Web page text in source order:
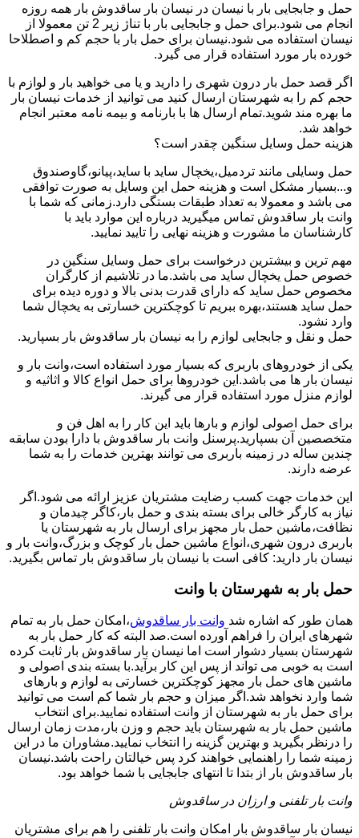
حمل و جابجایی بار با نیسان در نیسان بار ساقدوش بار همه روزه
انجام می شود.برای حمل و جابجایی بار با تناژ زیر 2 تن معمولا از
نیسان استفاده می شود.نیسان برای حمل بار با حجم کم و اصطلاحا
خورده بار مورد استفاده قرار می گیرد.
اگر قصد حمل بار درون شهری را دارید و یا می خواهید بار و لوازم با
حجم کم را به شهرستان ارسال کنید می توانید از خدمات نیسان بار
ما بهره مند شوید.تمام ارسال ها با بارنامه و بیمه نامه معتبر انجام
خواهد شد.
هزینه حمل وسایل سنگین چقدر است؟
حمل وسایلی مانند تردمیل،یخچال ساید با ساید،پیانو،گاوصندوق
و...بسیار مشکل است و هزینه حمل این وسایل به صورت توافقی
می باشد و معمولا به تعداد طبقات بستگی دارد.زمانی که شما با
وانت بار ساقدوش تماس میگیرید درباره این موارد باید با
کارشناسان ما مشورت و هزینه نهایی را تایید نمایید.
مهم ترین و بیشترین درخواست برای حمل وسایل سنگین در
خصوص حمل یخچال ساید می باشد.ما در تلاشیم از کارگران
مخصوص حمل ساید که دارای قدرت بدنی بالا و دوره دیده برای
حمل ساید هستند،بهره ببریم تا کوچکترین خسارتی به یخچال شما
وارد نشود.
حمل و نقل و جابجایی لوازم را به نیسان بار ساقدوش بار بسپارید.
یکی از خودروهای باربری که بسیار مورد استفاده است،وانت بار و
نیسان بار ها می باشد.این خودروها برای حمل انواع کالا و اثاثیه و
لوازم منزل مورد استفاده قرار می گیرند.
برای حمل اصولی لوازم و بارها باید این کار را به اهل فن و
متخصصین آن بسپارید.پرسنل وانت بار ساقدوش با دارا بودن سابقه
چندین ساله در زمینه باربری می توانند بهترین خدمات را به شما
عرضه دارند.
این خدمات جهت کسب رضایت مشتریان عزیز ارائه می شود.اگر
نیاز به کارگر خالی برای بسته بندی و حمل بار،کاگر چیدمان و
نظافت،ماشین حمل بار مجهز برای ارسال بار به شهرستان یا
باربری درون شهری،انواع ماشین حمل بار کوچک و بزرگ،وانت بار و
نیسان بار دارید: کافی است با نیسان بار ساقدوش بار تماس بگیرید.
حمل بار به شهرستان با وانت
همان طور که اشاره شد وانت بار ساقدوش،امکان حمل بار به تمام
شهرهای ایران را فراهم آورده است.صد البته که کار حمل بار به
شهرستان بسیار دشوار است اما نیسان بار ساقدوش بار ثابت کرده
است به خوبی می تواند از پس این کار برآید.با بسته بندی اصولی و
ماشین های حمل بار مجهز کوچکترین خسارتی به لوازم و بارهای
شما وارد نخواهد شد.اگر میزان و حجم بار شما کم است می توانید
برای حمل بار به شهرستان از وانت استفاده نمایید.برای انتخاب
ماشین حمل بار به شهرستان باید حجم و وزن بار،مدت زمان ارسال
را درنظر بگیرید و بهترین گزینه را انتخاب نمایید.مشاوران ما در این
زمینه شما را راهنمایی خواهند کرد پس خیالتان راحت باشد.نیسان
بار ساقدوش بار از بتدا تا انتهای جابجایی با شما خواهد بود.
وانت بار تلفنی و ارزان در ساقدوش
نیسان بار ساقدوش بار امکان وانت بار تلفنی را هم برای مشتریان